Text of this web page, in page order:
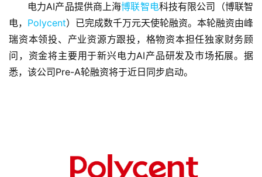
电力AI产品提供商上海博联智电科技有限公司（博联智
电， Polycent）已完成数千万元天使轮融资。本轮融资由峰
瑞资本领投、产业资源方跟投，格物资本担任独家财务顾
问，资金将主要用于新兴电力AI产品研发及市场拓展。据
悉，该公司Pre-A轮融资将于近日同步启动。